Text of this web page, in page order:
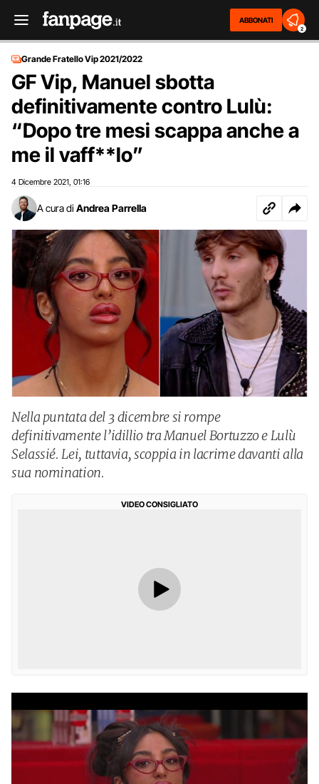
ABBONATI
2
Grande Fratello Vip 2021/2022
GF Vip, Manuel sbotta
definitivamente contro Lulù:
“Dopo tre mesi scappa anche a
me il vaff**lo”
4 Dicembre 2021 01:16
A cura di Andrea Parrella
Nella puntata del 3 dicembre si rompe
definitivamente l’idillio tra Manuel Bortuzzo e Lulù
Selassié. Lei, tuttavia, scoppia in lacrime davanti alla
sua nomination.
VIDEO CONSIGLIATO